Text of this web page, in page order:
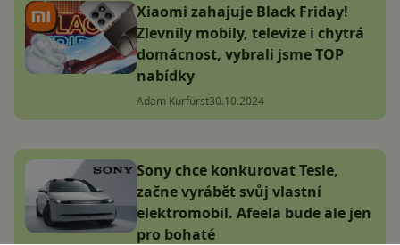
Xiaomi zahajuje Black Friday!
Zlevnily mobily, televize i chytrá
domácnost, vybrali jsme TOP
nabídky
Adam Kurfürst30.10.2024
Sony chce konkurovat Tesle,
začne vyrábět svůj vlastní
elektromobil. Afeela bude ale jen
pro bohaté